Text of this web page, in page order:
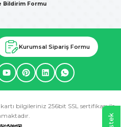
Bildirim Formu
Kurumsal Sipariş Formu
bilgileriniz 256bit SSL sertifikası ile